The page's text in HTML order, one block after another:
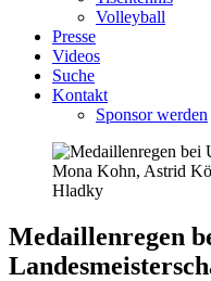
Volleyball
Presse
Videos
Suche
Kontakt
Sponsor werden
Mona Kohn, Astrid
Hladky
Medaillenregen